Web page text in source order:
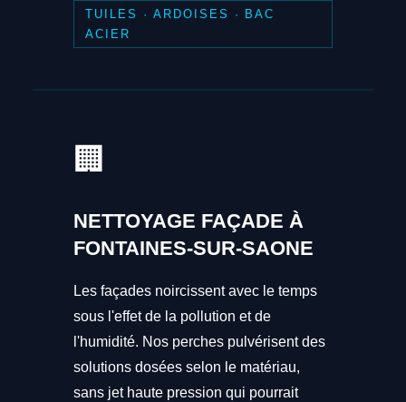
TUILES · ARDOISES · BAC
ACIER
🏢
NETTOYAGE FAÇADE À
FONTAINES-SUR-SAONE
Les façades noircissent avec le temps
sous l'effet de la pollution et de
l'humidité. Nos perches pulvérisent des
solutions dosées selon le matériau,
sans jet haute pression qui pourrait